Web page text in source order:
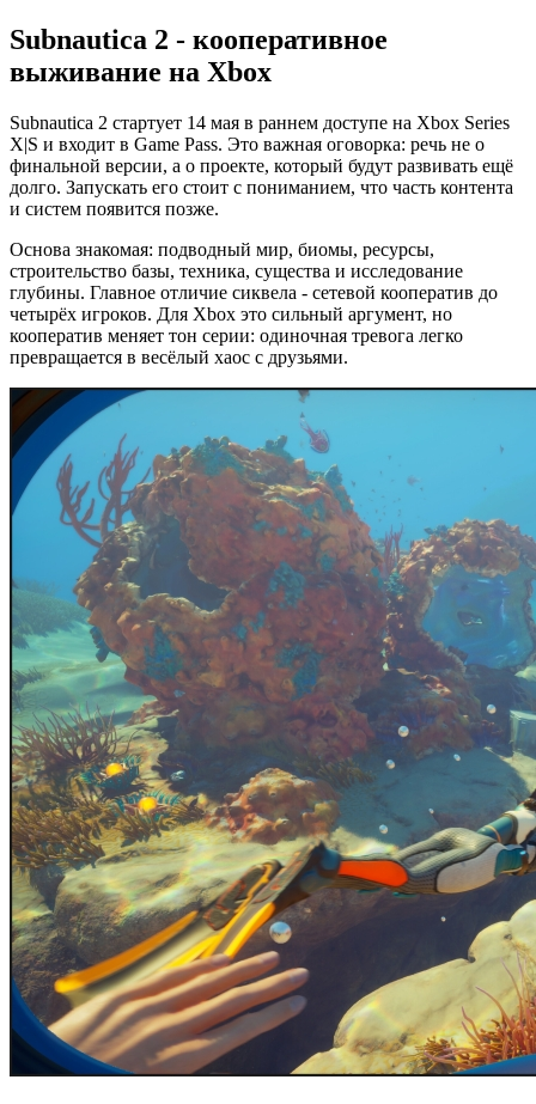
Subnautica 2 - кооперативное
выживание на Xbox
Subnautica 2 стартует 14 мая в раннем доступе на Xbox Series
X|S и входит в Game Pass. Это важная оговорка: речь не о
финальной версии, а о проекте, который будут развивать ещё
долго. Запускать его стоит с пониманием, что часть контента
и систем появится позже.
Основа знакомая: подводный мир, биомы, ресурсы,
строительство базы, техника, существа и исследование
глубины. Главное отличие сиквела - сетевой кооператив до
четырёх игроков. Для Xbox это сильный аргумент, но
кооператив меняет тон серии: одиночная тревога легко
превращается в весёлый хаос с друзьями.